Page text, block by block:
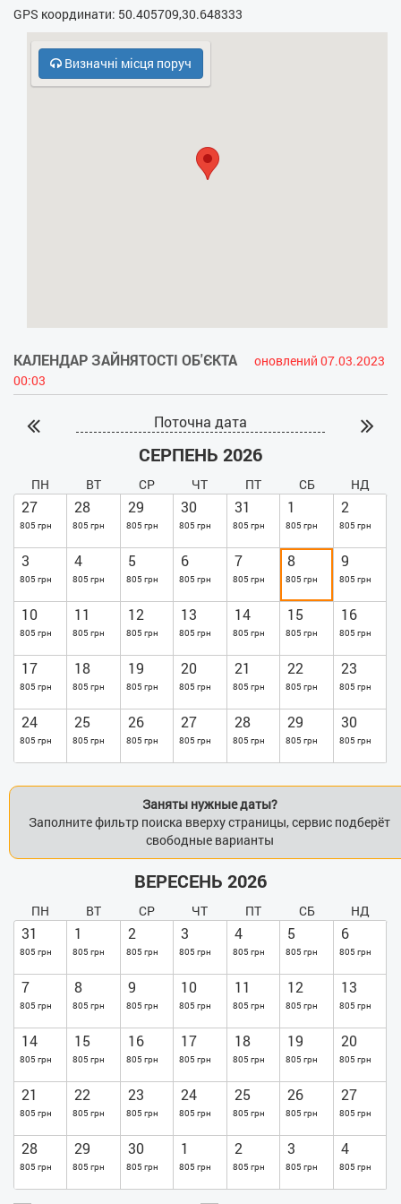
- Електрочайник
- Кухонна плита
- НВЧ
- Кодовий замок у під’їзді
GPS координати: 50.405709,30.648333
Визначні місця поруч
КАЛЕНДАР ЗАЙНЯТОСТІ ОБ'ЄКТА
оновлений 07.03.2023
00:03
Поточна дата
СЕРПЕНЬ 2026
ПН ВТ СР ЧТ ПТ СБ НД
27
805 грн
28
805 грн
29
805 грн
30
805 грн
31
805 грн
1
805 грн
2
805 грн
3
805 грн
4
805 грн
5
805 грн
6
805 грн
7
805 грн
8
805 грн
9
805 грн
10
805 грн
11
805 грн
12
805 грн
13
805 грн
14
805 грн
15
805 грн
16
805 грн
17
805 грн
18
805 грн
19
805 грн
20
805 грн
21
805 грн
22
805 грн
23
805 грн
24
805 грн
25
805 грн
26
805 грн
27
805 грн
28
805 грн
29
805 грн
30
805 грн
Заняты нужные даты?
Заполните фильтр поиска вверху страницы, сервис подберёт
свободные варианты
ВЕРЕСЕНЬ 2026
ПН ВТ СР ЧТ ПТ СБ НД
31
805 грн
1
805 грн
2
805 грн
3
805 грн
4
805 грн
5
805 грн
6
805 грн
7
805 грн
8
805 грн
9
805 грн
10
805 грн
11
805 грн
12
805 грн
13
805 грн
14
805 грн
15
805 грн
16
805 грн
17
805 грн
18
805 грн
19
805 грн
20
805 грн
21
805 грн
22
805 грн
23
805 грн
24
805 грн
25
805 грн
26
805 грн
27
805 грн
28
805 грн
29
805 грн
30
805 грн
1
805 грн
2
805 грн
3
805 грн
4
805 грн